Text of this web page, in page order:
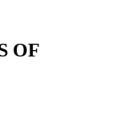
OF